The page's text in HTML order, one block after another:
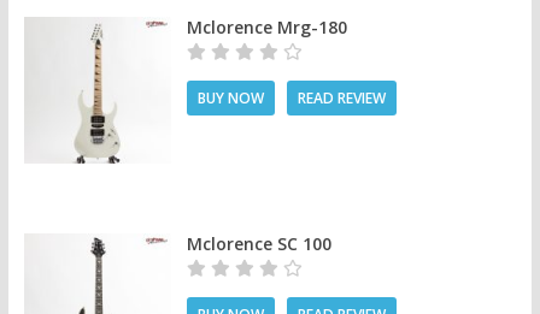
Mclorence Mrg-180
BUY NOW READ REVIEW
Mclorence SC 100